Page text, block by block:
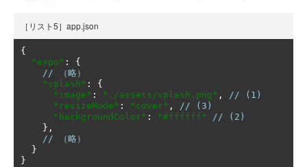
［リスト5］app.json
{
"expo" :
{
// （略）
"splash" :
{
"image" : "./assets/splash.png" ,
// (1)
"resizeMode" : "cover" ,
// (3)
"backgroundColor" : "#ffffff"
// (2)
},
// （略）
}
}